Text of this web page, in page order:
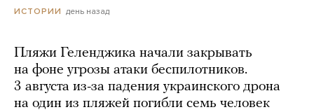
ИСТОРИИ день назад
Пляжи Геленджика начали закрывать
на фоне угрозы атаки беспилотников.
3 августа из-за падения украинского дрона
на один из пляжей погибли семь человек